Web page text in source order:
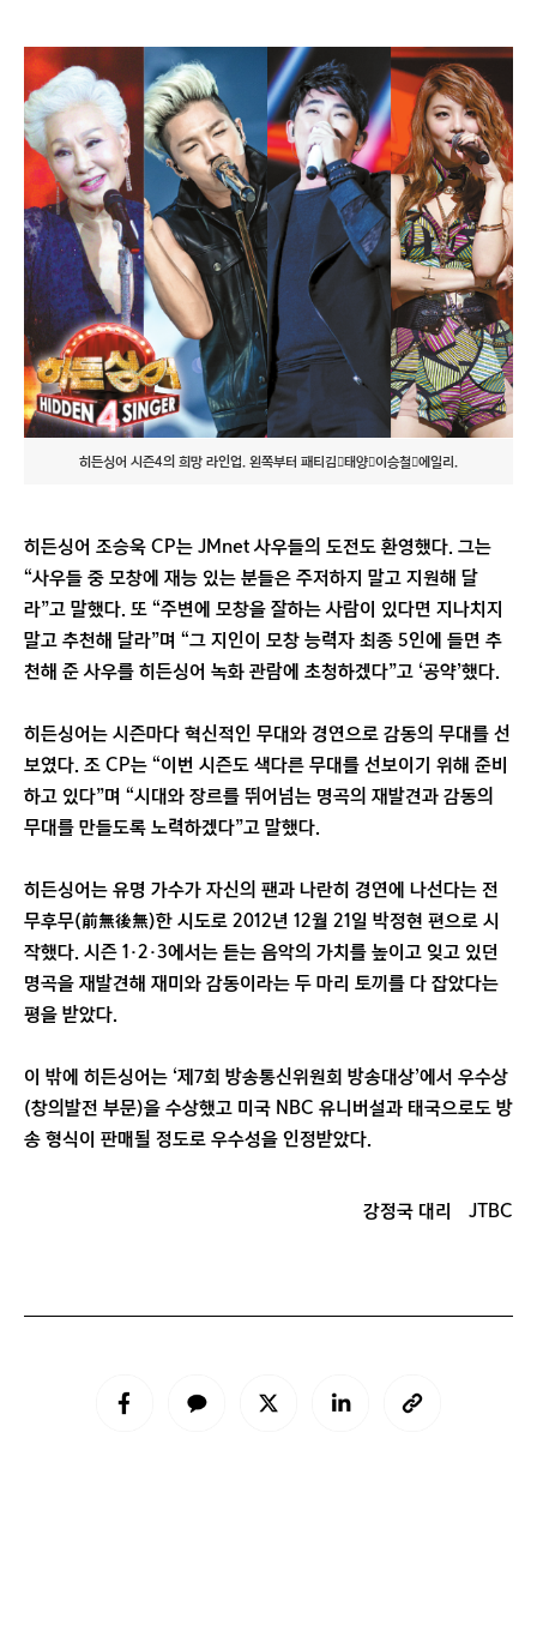
히든싱어 시즌4의 희망 라인업. 왼쪽부터 패티김태양이승철에일리.
히든싱어 조승욱 CP는 JMnet 사우들의 도전도 환영했다. 그는
“사우들 중 모창에 재능 있는 분들은 주저하지 말고 지원해 달
라”고 말했다. 또 “주변에 모창을 잘하는 사람이 있다면 지나치지
말고 추천해 달라”며 “그 지인이 모창 능력자 최종 5인에 들면 추
천해 준 사우를 히든싱어 녹화 관람에 초청하겠다”고 ‘공약’했다.
히든싱어는 시즌마다 혁신적인 무대와 경연으로 감동의 무대를 선
보였다. 조 CP는 “이번 시즌도 색다른 무대를 선보이기 위해 준비
하고 있다”며 “시대와 장르를 뛰어넘는 명곡의 재발견과 감동의
무대를 만들도록 노력하겠다”고 말했다.
히든싱어는 유명 가수가 자신의 팬과 나란히 경연에 나선다는 전
무후무(前無後無)한 시도로 2012년 12월 21일 박정현 편으로 시
작했다. 시즌 1·2·3에서는 듣는 음악의 가치를 높이고 잊고 있던
명곡을 재발견해 재미와 감동이라는 두 마리 토끼를 다 잡았다는
평을 받았다.
이 밖에 히든싱어는 ‘제7회 방송통신위원회 방송대상’에서 우수상
(창의발전 부문)을 수상했고 미국 NBC 유니버설과 태국으로도 방
송 형식이 판매될 정도로 우수성을 인정받았다.
강정국 대리 JTBC